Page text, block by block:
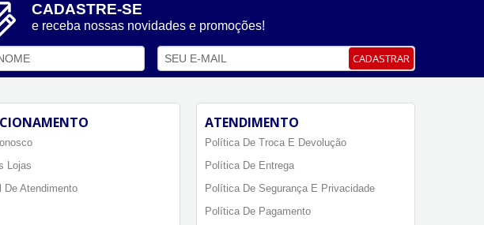
CADASTRE-SE
e receba nossas novidades e promoções!
CADASTRAR
Lojas
De Atendimento
ATENDIMENTO
Política De Troca E Devolução
Política De Entrega
Política De Segurança E Privacidade
Política De Pagamento